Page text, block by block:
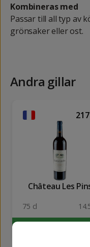
Kombineras med
Passar till all typ av
grönsaker eller ost.
Andra gillar
217
Château Les
75 cl